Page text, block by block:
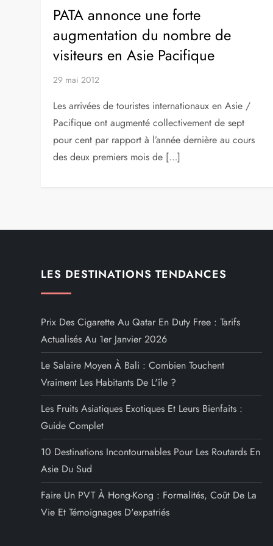
PATA annonce une forte
augmentation du nombre de
visiteurs en Asie Pacifique
29 mai 2012
Les arrivées de touristes internationaux en Asie /
Pacifique ont augmenté collectivement de sept
pour cent par rapport à l’année dernière au cours
des deux premiers mois de […]
LES DESTINATIONS TENDANCES
Prix Des Cigarette Au Qatar En Duty Free : Tarifs
Actualisés Au 1er Janvier 2026
Le Salaire Moyen À Bali : Combien Touchent
Vraiment Les Habitants De L'île ?
Les Fruits Asiatiques Exotiques Et Leurs Bienfaits :
Guide Complet
10 Destinations Incontournables Pour Les Routards En
Asie Du Sud
Faire Un PVT À Hong-Kong : Formalités, Coût De La
Vie Et Témoignages D'expatriés